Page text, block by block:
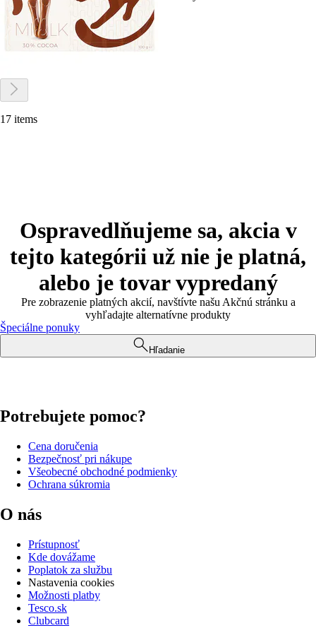
17 items
Ospravedlňujeme sa, akcia v
tejto kategórii už nie je platná,
alebo je tovar vypredaný
Pre zobrazenie platných akcií, navštívte našu Akčnú stránku a
vyhľadajte alternatívne produkty
Špeciálne ponuky
Hľadanie
Potrebujete pomoc?
Cena doručenia
Bezpečnosť pri nákupe
Všeobecné obchodné podmienky
Ochrana súkromia
O nás
Prístupnosť
Kde dovážame
Poplatok za službu
Nastavenia cookies
Možnosti platby
Tesco.sk
Clubcard